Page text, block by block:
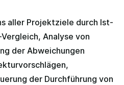
aller Projektziele durch Ist-
Analyse von
der Abweichungen
der Durchführung von